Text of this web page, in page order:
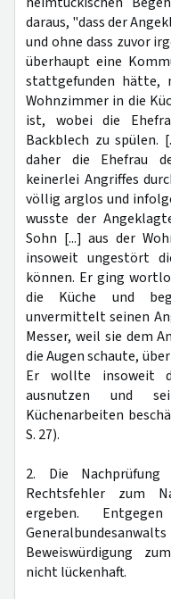
daraus, "dass der
und ohne dass zuvor
überhaupt eine
stattgefunden hätte,
Wohnzimmer in die
ist, wobei die
Backblech zu spülen.
daher die Ehefrau
keinerlei Angriffes
völlig arglos und
wusste der
Sohn [...] aus der
insoweit ungestört
können. Er ging
die Küche und
unvermittelt seinen
Messer, weil sie dem
die Augen schaute,
Er wollte insoweit
ausnutzen und
Küchenarbeiten
S. 27).
2. Die
Rechtsfehler zum
ergeben.
Beweiswürdigung
nicht lückenhaft.